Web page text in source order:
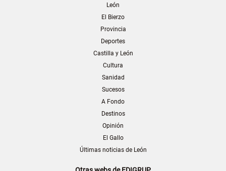
León
El Bierzo
Provincia
Deportes
Castilla y León
Cultura
Sanidad
Sucesos
A Fondo
Destinos
Opinión
El Gallo
Últimas noticias de León